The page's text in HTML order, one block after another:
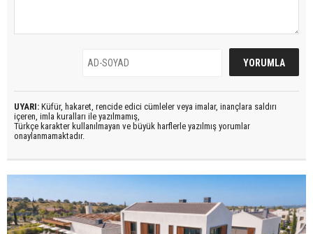
UYARI: Küfür, hakaret, rencide edici cümleler veya imalar, inançlara saldırı
içeren, imla kuralları ile yazılmamış,
Türkçe karakter kullanılmayan ve büyük harflerle yazılmış yorumlar
onaylanmamaktadır.